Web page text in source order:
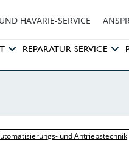
HAVARIE-SERVICE
REPARATUR-SERVICE
und Antriebstechnik